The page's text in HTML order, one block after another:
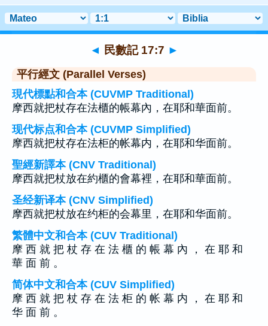
◄ 民數記 17:7 ►
平行經文 (Parallel Verses)
現代標點和合本 (CUVMP Traditional)
摩西就把杖存在法櫃的帳幕內，在耶和華面前。
现代标点和合本 (CUVMP Simplified)
摩西就把杖存在法柜的帐幕内，在耶和华面前。
聖經新譯本 (CNV Traditional)
摩西就把杖放在約櫃的會幕裡，在耶和華面前。
圣经新译本 (CNV Simplified)
摩西就把杖放在约柜的会幕里，在耶和华面前。
繁體中文和合本 (CUV Traditional)
摩 西 就 把 杖 存 在 法 櫃 的 帳 幕 內 ， 在 耶 和
華 面 前 。
简体中文和合本 (CUV Simplified)
摩 西 就 把 杖 存 在 法 柜 的 帐 幕 内 ， 在 耶 和
华 面 前 。